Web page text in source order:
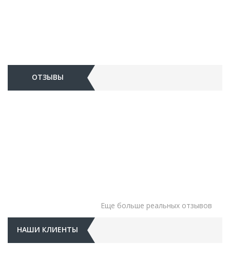
ОТЗЫВЫ
Еще больше реальных отзывов
НАШИ КЛИЕНТЫ